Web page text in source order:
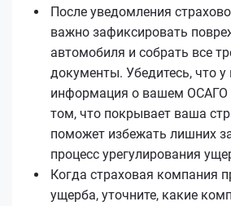
После уведомления
важно зафиксировать
автомобиля и собрать все
документы. Убедитесь, что у
информация о вашем ОСАГО
том, что покрывает ваша
поможет избежать лишних
процесс урегулирования
Когда страховая компания
ущерба, уточните, какие